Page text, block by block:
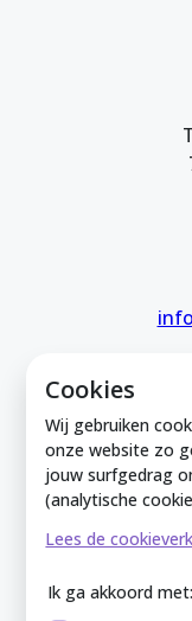
Cookies
Wij gebruiken
onze website zo
jouw surfgedrag
(analytische
Lees de
Ik ga akkoord met:
Mede in